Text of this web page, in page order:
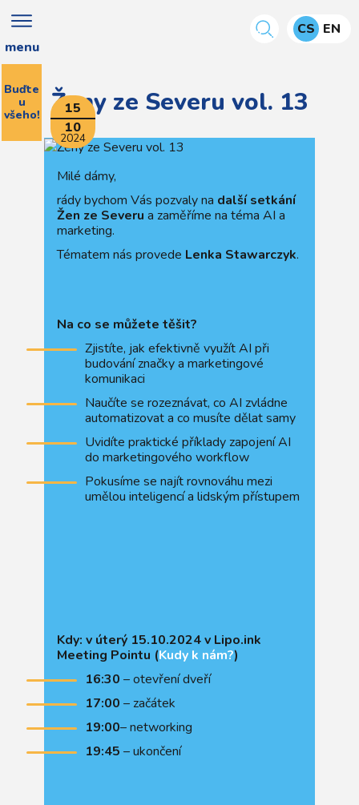
menu
Buďte
u
všeho!
CS EN
Ženy ze Severu vol. 13
15
10
2024
Milé dámy,
rády bychom Vás pozvaly na další setkání
Žen ze Severu a zaměříme na téma AI a
marketing.
Tématem nás provede Lenka Stawarczyk.
Na co se můžete těšit?
Zjistíte, jak efektivně využít AI při
budování značky a marketingové
komunikaci
Naučíte se rozeznávat, co AI zvládne
automatizovat a co musíte dělat samy
Uvidíte praktické příklady zapojení AI
do marketingového workflow
Pokusíme se najít rovnováhu mezi
umělou inteligencí a lidským přístupem
Kdy: v úterý 15.10.2024 v Lipo.ink
Meeting Pointu (Kudy k nám?)
16:30 – otevření dveří
17:00 – začátek
19:00– networking
19:45 – ukončení